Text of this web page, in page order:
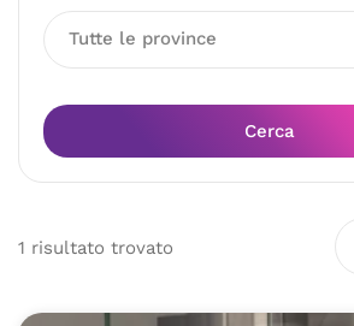
Tutte le province
Cerca
1 risultato trovato